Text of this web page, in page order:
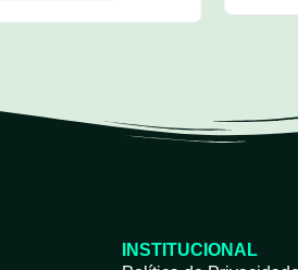
INSTITUCIONAL